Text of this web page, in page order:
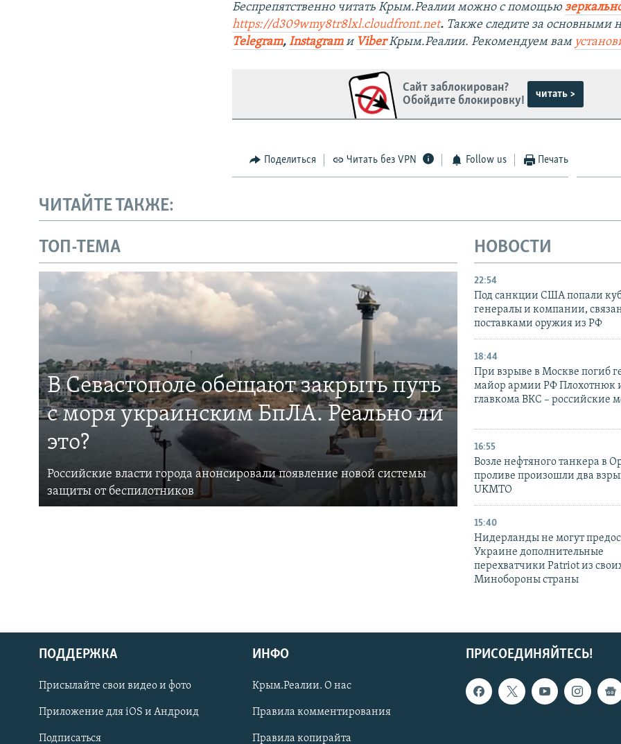
Українською
Qırımtatar
Беспрепятственно читать Крым.Реалии можно с помощью
https://d309wmy8tr8lxl.cloudfront.net. Также следите за основными
Telegram, Instagramи ViberКрым.Реалии. Рекомендуем вам
Сайт заблокирован?
Обойдите блокировку!
читать >
Поделиться Читать без VPN Follow us Печать
ЧИТАЙТЕ ТАКЖЕ:
ТОП-ТЕМА
В Севастополе обещают закрыть путь
с моря украинским БпЛА. Реально ли
это?
Российские власти города анонсировали появление новой системы
защиты от беспилотников
НОВОСТИ
22:54
Под санкции США попали
генералы и компании,
поставками оружия из РФ
18:44
При взрыве в Москве погиб
майор армии РФ Плохотнюк
главкома ВКС – российские
16:55
Возле нефтяного танкера в
проливе произошли два
UKMTO
15:40
Нидерланды не могут
Украине дополнительные
перехватчики Patriot из
Минобороны страны
ПРИСОЕДИНЯЙТЕСЬ!
ПОДДЕРЖКА
Присылайте свои видео и фото
Приложение для iOS и Андроид
Подписаться
ИНФО
Крым.Реалии. О нас
Правила комментирования
Правила копирайта